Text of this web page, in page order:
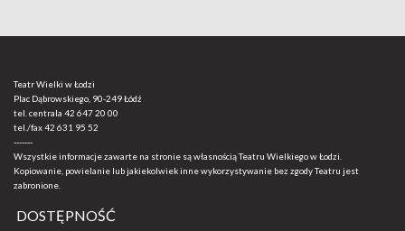
Teatr Wielki w Łodzi
Plac Dąbrowskiego, 90-249 Łódź
tel. centrala 42 647 20 00
tel./fax42 631 95 52
-------
Wszystkie informacje zawarte na stronie są własnością Teatru Wielkiego w Łodzi.
Kopiowanie, powielanie lub jakiekolwiek inne wykorzystywanie bez zgody Teatru jest
zabronione.
DOSTĘPNOŚĆ